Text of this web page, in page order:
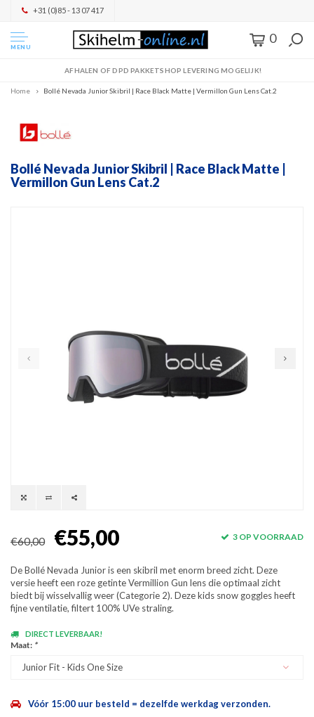
+31 (0)85 - 13 07 417
MENU
0
AFHALEN OF DPD PAKKETSHOP LEVERING MOGELIJK!
Home Bollé Nevada Junior Skibril | Race Black Matte | Vermillon Gun Lens Cat.2
Bollé Nevada Junior Skibril | Race Black Matte |
Vermillon Gun Lens Cat.2
€60,00 €55,00 3 OP VOORRAAD
De Bollé Nevada Junior is een skibril met enorm breed zicht. Deze
versie heeft een roze getinte Vermillion Gun lens die optimaal zicht
biedt bij wisselvallig weer (Categorie 2). Deze kids snow goggles heeft
fijne ventilatie, filtert 100% UVe straling.
DIRECT LEVERBAAR!
Maat: *
Junior Fit - Kids One Size
Vóór 15:00 uur besteld = dezelfde werkdag verzonden.